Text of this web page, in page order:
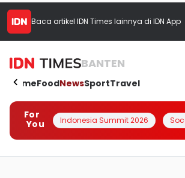
Baca artikel IDN Times lainnya di IDN App
BANTEN
HomeFoodNewsSportTravel
For
You
Indonesia Summit 2026